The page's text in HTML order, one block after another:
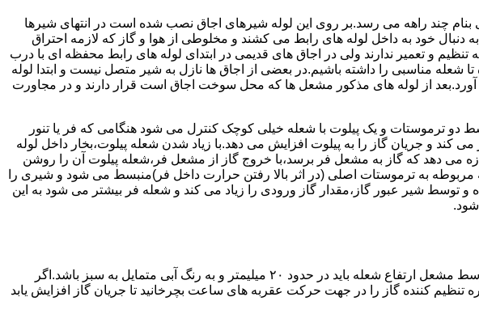
بنام چند راهه می رسد.بر روی این لوله شیرهای اجاق نصب شده است در انتهای شیرها
دنبال خود به داخل لوله های رابط می کشند و مخلوطی از هوا و گاز که لازمه احتراق
و تعمیر ندارند ولی در اجاق های قدیمی در ابتدای لوله های رابط محفظه ای با درب
مناسبی را داشته باشیم.در بعضی از اجاق ها نازل به شیر متصل نیست و ابتدا لوله
از لوله های مذکور مشعل ها که محل سوخت اجاق است قرار دارند و در مجاورت
ترموستات و یک پیلوت با شعله خیلی کوچک کنترل می شود هنگامی که فر یا تنور
و جریان گاز را به پیلوت افزایش می دهد.با زیاد شدن شعله پیلوت،بخار داخل لوله
دهد که گاز به مشعل فر برسد،با خروج گاز از مشعل فر،شعله پیلوت آن را روشن
به ترموستات اصلی (در اثر بالا رفتن حرارت داخل فر)منبسط می شود و شیری را
توسط شیر عبور گاز،مقدار گاز ورودی را زیاد می کند و شعله فر بیشتر می شود به این
هنگامی که یک دکمه کنترل مشعل در زیادترین حد خود باشد،دوره مشعل باید آبی بسوزد و داخل آن یعنی در قسمت وسط مشعل ارتفاع شعله باید در حدود ۲۰ میلیمتر و به رنگ آبی متمایل به سبز باشد.اگر
کننده گاز را در جهت حرکت عقربه های ساعت بچرخانید تا جریان گاز افزایش یابد